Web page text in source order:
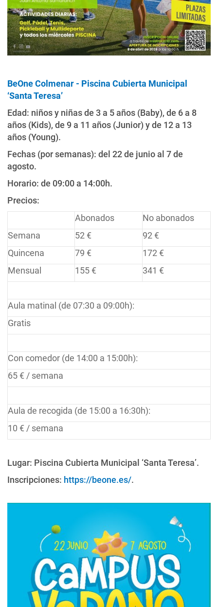
BeOne Colmenar - Piscina Cubierta Municipal
‘Santa Teresa’
Edad: niños y niñas de 3 a 5 años (Baby), de 6 a 8
años (Kids), de 9 a 11 años (Junior) y de 12 a 13
años (Young).
Fechas (por semanas): del 22 de junio al 7 de
agosto.
Horario: de 09:00 a 14:00h.
Precios:
Abonados
No abonados
Semana
52 €
92 €
Quincena
79 €
172 €
Mensual
155 € 341 €
Aula matinal (de 07:30 a 09:00h):
Gratis
Con comedor (de 14:00 a 15:00h):
65 € / semana
Aula de recogida (de 15:00 a 16:30h):
10 € / semana
Lugar: Piscina Cubierta Municipal ‘Santa Teresa’.
Inscripciones: https://beone.es/.